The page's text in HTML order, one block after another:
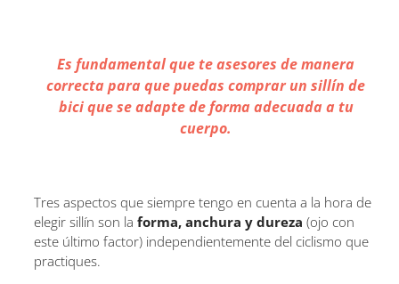
Es fundamental que te asesores de manera
correcta para que puedas comprar un sillín de
bici que se adapte de forma adecuada a tu
cuerpo.
Tres aspectos que siempre tengo en cuenta a la hora de
elegir sillín son la forma, anchura y dureza (ojo con
este último factor) independientemente del ciclismo que
practiques.